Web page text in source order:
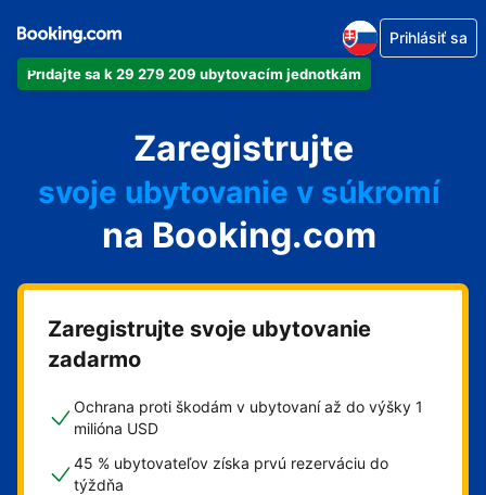
Pridajte sa k 29 279 209 ubytovacím jednotkám
Prihlásiť sa
Zaregistrujte
svoj hotel
svoje ubytovanie v súkromí
svoj penzión
svoje bed and breakfast
na Booking.com
Zaregistrujte svoje ubytovanie
zadarmo
Ochrana proti škodám v ubytovaní až do výšky 1
milióna USD
45 % ubytovateľov získa prvú rezerváciu do
týždňa